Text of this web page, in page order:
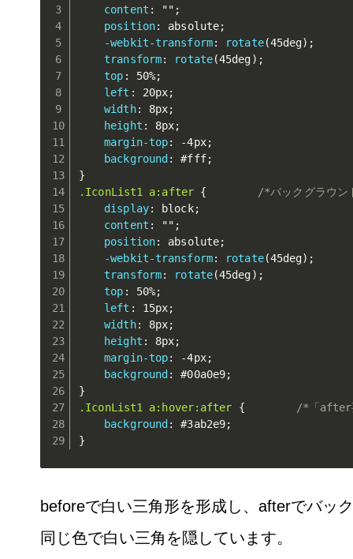
content : "" ;
position: absolute;
-webkit-transform: rotate(45deg) ;
transform: rotate(45deg) ;
top : 50%;
left : 20px;
width: 8px;
height : 8px;
margin-top: -4px;
background : #fff;
}
.IconList1 a:after {
/*バックグラウン
display: block;
content : "" ;
position: absolute;
-webkit-transform: rotate(45deg) ;
transform: rotate(45deg) ;
top : 50%;
left : 15px;
width: 8px;
height : 8px;
margin-top: -4px;
background : #00a0e9;
}
.IconList1 a:hover:after
{
/*「after
background : #3ab2e9;
}
beforeで白い三角形を形成し、afterでバッ
同じ色で白い三角を隠しています。